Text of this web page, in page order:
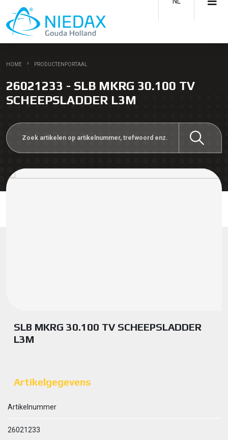
HOME PRODUCTENPORTAAL
26021233 - SLB MKRG 30.100 TV
SCHEEPSLADDER L3M
SLB MKRG 30.100 TV SCHEEPSLADDER
L3M
Artikelgegevens
Artikelnummer
26021233